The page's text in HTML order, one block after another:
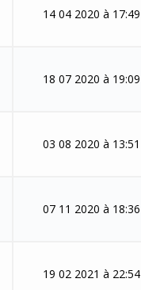
14 04 2020 à 17:49
18 07 2020 à 19:09
03 08 2020 à 13:51
07 11 2020 à 18:36
19 02 2021 à 22:54